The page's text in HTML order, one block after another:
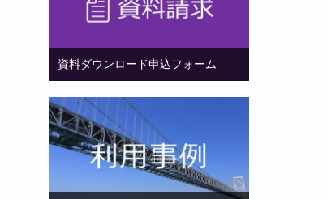
資料ダウンロード申込フォーム